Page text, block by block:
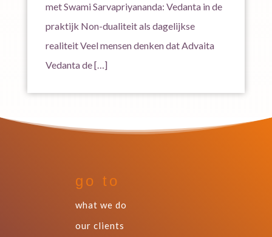
met Swami Sarvapriyananda: Vedanta in de
praktijk Non-dualiteit als dagelijkse
realiteit Veel mensen denken dat Advaita
Vedanta de […]
go to
what we do
our clients